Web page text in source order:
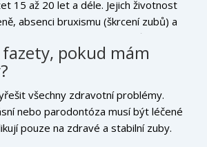
15 až 20 let a déle. Jejich životnost
absenci bruxismu (škrcení zubů) a
u dentisty. Jsou odolné vůči
vína.
pokud mám
všechny zdravotní problémy.
nebo parodontóza musí být léčené
pouze na zdravé a stabilní zuby.